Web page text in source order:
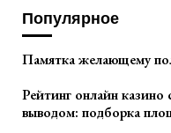
Популярное
Памятка желающему
Рейтинг онлайн
выводом: подборка